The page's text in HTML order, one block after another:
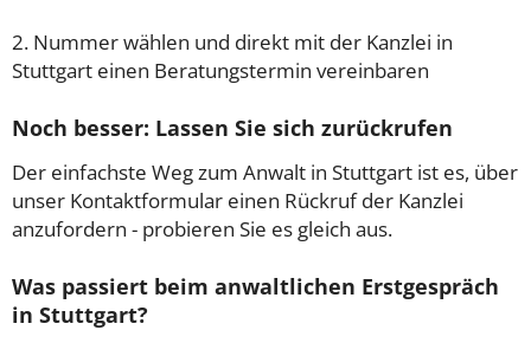
2. Nummer wählen und direkt mit der Kanzlei in
Stuttgart einen Beratungstermin vereinbaren
Noch besser: Lassen Sie sich zurückrufen
Der einfachste Weg zum Anwalt in Stuttgart ist es, über
unser Kontaktformular einen Rückruf der Kanzlei
anzufordern - probieren Sie es gleich aus.
Was passiert beim anwaltlichen Erstgespräch
in Stuttgart?